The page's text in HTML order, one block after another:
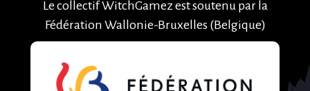
Le collectif WitchGamez est soutenu par la
Fédération Wallonie-Bruxelles (Belgique)